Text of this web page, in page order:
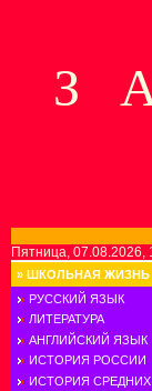
З
Пятница, 07.08.2026,
» ШКОЛЬНАЯ ЖИЗНЬ
РУССКИЙ ЯЗЫК
ЛИТЕРАТУРА
АНГЛИЙСКИЙ ЯЗЫК
ИСТОРИЯ РОССИИ
ИСТОРИЯ СРЕДНИХ